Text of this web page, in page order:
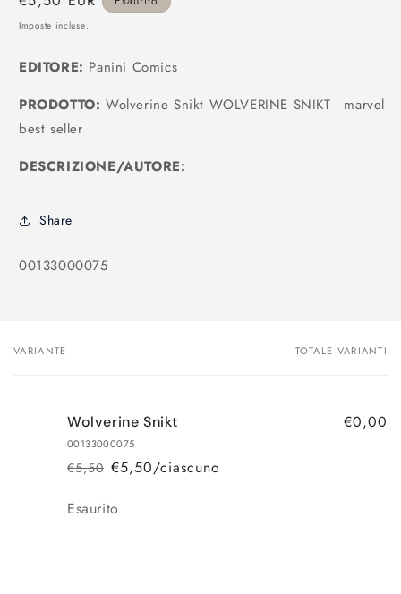
modale
di
Imposte incluse.
EDITORE: Panini Comics
PRODOTTO: Wolverine Snikt WOLVERINE SNIKT - marvel
best seller
DESCRIZIONE/AUTORE:
Share
SKU:
00133000075
Il
VARIANTE TOTALE VARIANTI
Wolverine Snikt
00133000075
Prezzo
listino
€5,50
Prezzo €5,50/ciascuno
€0,00
Quantità
Esaurito